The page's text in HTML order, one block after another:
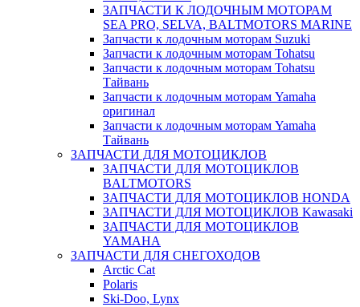
ЗАПЧАСТИ К ЛОДОЧНЫМ МОТОРАМ
SEA PRO, SELVA, BALTMOTORS MARINE
Запчасти к лодочным моторам Suzuki
Запчасти к лодочным моторам Tohatsu
Запчасти к лодочным моторам Tohatsu
Тайвань
Запчасти к лодочным моторам Yamaha
оригинал
Запчасти к лодочным моторам Yamaha
Тайвань
ЗАПЧАСТИ ДЛЯ МОТОЦИКЛОВ
ЗАПЧАСТИ ДЛЯ МОТОЦИКЛОВ
BALTMOTORS
ЗАПЧАСТИ ДЛЯ МОТОЦИКЛОВ HONDA
ЗАПЧАСТИ ДЛЯ МОТОЦИКЛОВ Kawasaki
ЗАПЧАСТИ ДЛЯ МОТОЦИКЛОВ
YAMAHA
ЗАПЧАСТИ ДЛЯ СНЕГОХОДОВ
Arctic Cat
Polaris
Ski-Doo, Lynx